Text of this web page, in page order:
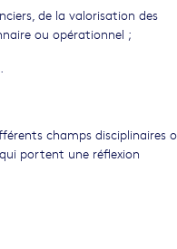
de la valorisation des
ou opérationnel ;
champs disciplinaires
portent une réflexion